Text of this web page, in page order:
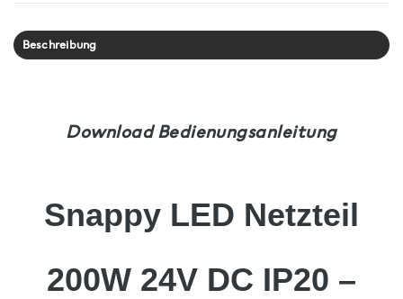
Beschreibung
Download Bedienungsanleitung
Snappy LED Netzteil
200W 24V DC IP20 –